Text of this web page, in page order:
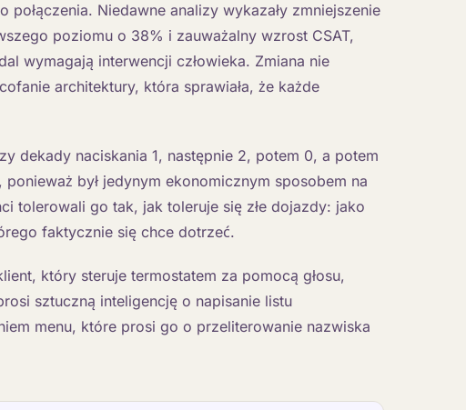
Niedawne analizy wykazały zmniejszenie
poziomu o 38% i zauważalny wzrost CSAT,
wymagają interwencji człowieka. Zmiana nie
architektury, która sprawiała, że każde
dekady naciskania 1, następnie 2, potem 0, a potem
ponieważ był jedynym ekonomicznym sposobem na
tolerowali go tak, jak toleruje się złe dojazdy: jako
faktycznie się chce dotrzeć.
który steruje termostatem za pomocą głosu,
sztuczną inteligencję o napisanie listu
menu, które prosi go o przeliterowanie nazwiska